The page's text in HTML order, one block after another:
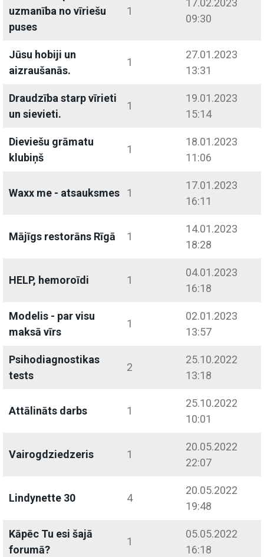
uzmanība no vīriešu
puses
1
17.02.2023
09:30
Jūsu hobiji un
aizraušanās.
1
27.01.2023
13:31
Draudzība starp vīrieti
un sievieti.
1
19.01.2023
15:14
Dieviešu grāmatu
klubiņš
1
18.01.2023
11:06
Waxx me - atsauksmes 1
17.01.2023
16:11
Mājīgs restorāns Rīgā 1
14.01.2023
18:28
HELP, hemoroīdi 1
04.01.2023
16:18
Modelis - par visu
maksā vīrs
1
02.01.2023
13:57
Psihodiagnostikas
tests
2
25.10.2022
13:18
Attālināts darbs 1
25.10.2022
10:01
Vairogdziedzeris 1
20.05.2022
22:07
Lindynette 30 4
20.05.2022
19:48
Kāpēc Tu esi šajā
forumā?
1
05.05.2022
16:18